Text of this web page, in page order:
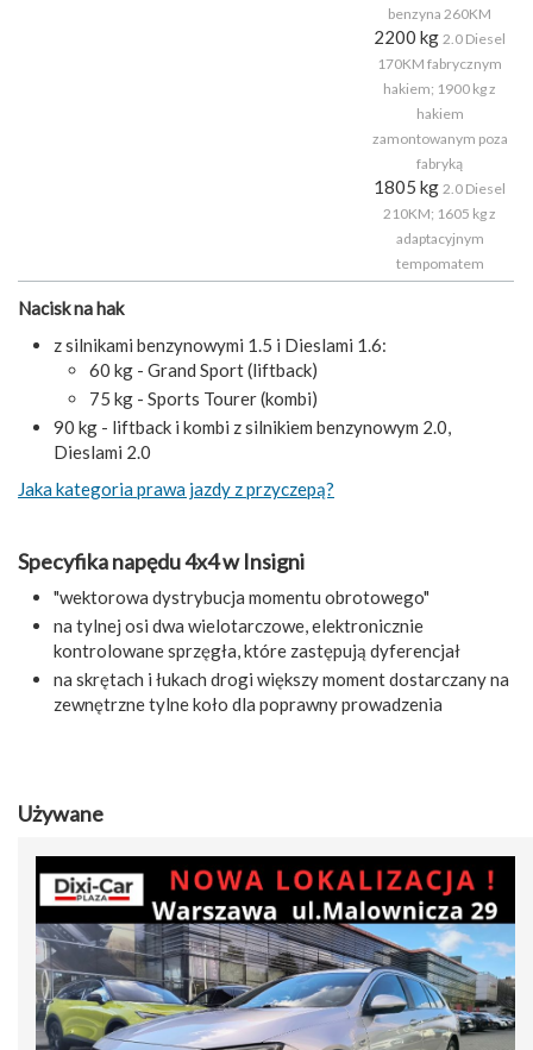
benzyna 260KM
2200 kg 2.0 Diesel
170KM fabrycznym
hakiem; 1900 kg z
hakiem
zamontowanym poza
fabryką
1805 kg 2.0 Diesel
210KM; 1605 kg z
adaptacyjnym
tempomatem
Nacisk na hak
z silnikami benzynowymi 1.5 i Dieslami 1.6:
60 kg - Grand Sport (liftback)
75 kg - Sports Tourer (kombi)
90 kg - liftback i kombi z silnikiem benzynowym 2.0,
Dieslami 2.0
Jaka kategoria prawa jazdy z przyczepą?
Specyfika napędu 4x4 w Insigni
"wektorowa dystrybucja momentu obrotowego"
na tylnej osi dwa wielotarczowe, elektronicznie
kontrolowane sprzęgła, które zastępują dyferencjał
na skrętach i łukach drogi większy moment dostarczany na
zewnętrzne tylne koło dla poprawny prowadzenia
Używane